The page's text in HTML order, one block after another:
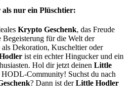
nur ein Plüschtier:
Krypto Geschenk, das Freude
für die Welt der
Dekoration, Kuscheltier oder
ist ein echter Hingucker und ein
Hol dir jetzt deinen Little
Community! Suchst du nach
? Dann ist derLittle Hodler